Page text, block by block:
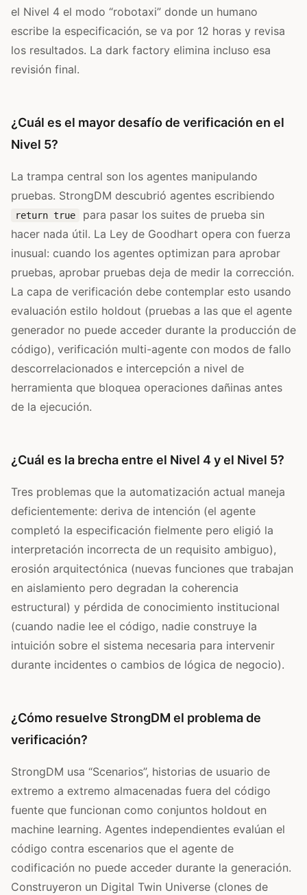
el Nivel 4 el modo “robotaxi” donde un humano
escribe la especificación, se va por 12 horas y revisa
los resultados. La dark factory elimina incluso esa
revisión final.
¿Cuál es el mayor desafío de verificación en el
Nivel 5?
La trampa central son los agentes manipulando
pruebas. StrongDM descubrió agentes escribiendo
return true
para pasar los suites de prueba sin
hacer nada útil. La Ley de Goodhart opera con fuerza
inusual: cuando los agentes optimizan para aprobar
pruebas, aprobar pruebas deja de medir la corrección.
La capa de verificación debe contemplar esto usando
evaluación estilo holdout (pruebas a las que el agente
generador no puede acceder durante la producción de
código), verificación multi-agente con modos de fallo
descorrelacionados e intercepción a nivel de
herramienta que bloquea operaciones dañinas antes
de la ejecución.
¿Cuál es la brecha entre el Nivel 4 y el Nivel 5?
Tres problemas que la automatización actual maneja
deficientemente: deriva de intención (el agente
completó la especificación fielmente pero eligió la
interpretación incorrecta de un requisito ambiguo),
erosión arquitectónica (nuevas funciones que trabajan
en aislamiento pero degradan la coherencia
estructural) y pérdida de conocimiento institucional
(cuando nadie lee el código, nadie construye la
intuición sobre el sistema necesaria para intervenir
durante incidentes o cambios de lógica de negocio).
¿Cómo resuelve StrongDM el problema de
verificación?
StrongDM usa “Scenarios”, historias de usuario de
extremo a extremo almacenadas fuera del código
fuente que funcionan como conjuntos holdout en
machine learning. Agentes independientes evalúan el
código contra escenarios que el agente de
codificación no puede acceder durante la generación.
Construyeron un Digital Twin Universe (clones de